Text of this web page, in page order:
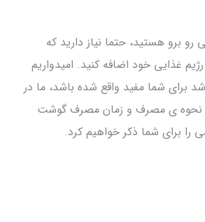
رو برو هستید، حتما نیاز دارید که
غذایی خود اضافه کنید. امیدواریم
شد برای شما مفید واقع شده باشد، ما در
ی نحوه ی مصرف و زمان مصرف گوشت
را برای شما ذکر خواهیم کرد.